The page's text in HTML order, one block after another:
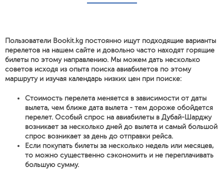
Пользователи Bookit.kg постоянно ищут подходящие варианты
перелетов на нашем сайте и довольно часто находят горящие
билеты по этому направлению. Мы можем дать несколько
советов исходя из опыта поиска авиабилетов по этому
маршруту и изучая календарь низких цен при поиске:
Стоимость перелета меняется в зависимости от даты
вылета, чем ближе дата вылета - тем дороже обойдется
перелет. Особый спрос на авиабилеты в Дубай-Шарджу
возникает за несколько дней до вылета и самый большой
спрос возникает за день до отправки рейса.
Если покупать билеты за несколько недель или месяцев,
то можно существенно сэкономить и не переплачивать
большую сумму.